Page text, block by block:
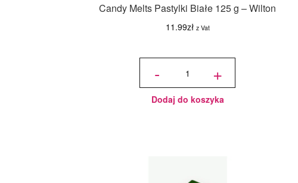
Candy Melts Pastylki Białe 125 g – Wilton
11.99zł z Vat
-
ilość
Pastylki
Białe
Wilton +
Dodaj do koszyka